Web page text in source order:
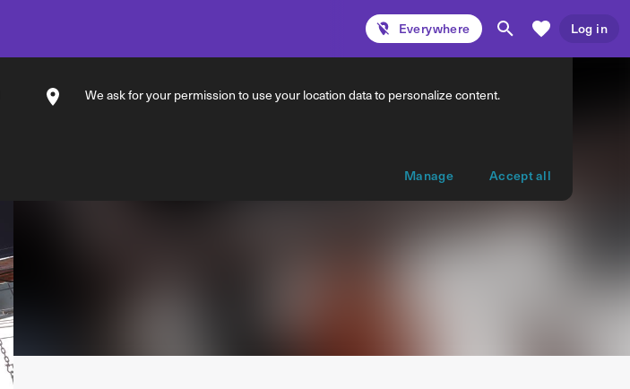
Everywhere Log in
We ask for your permission to use your location data to personalize content.
Manage Accept all